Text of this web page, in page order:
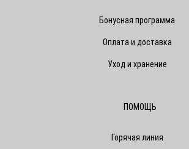
Бонусная программа
Оплата и доставка
Уход и хранение
ПОМОЩЬ
Горячая линия